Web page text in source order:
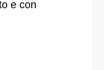
e con